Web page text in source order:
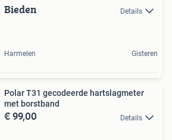
Bieden Details
Harmelen Gisteren
Polar T31 gecodeerde hartslagmeter
met borstband
€ 99,00 Details